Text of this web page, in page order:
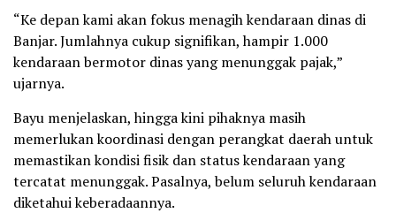
“Ke depan kami akan fokus menagih kendaraan dinas di
Banjar. Jumlahnya cukup signifikan, hampir 1.000
kendaraan bermotor dinas yang menunggak pajak,”
ujarnya.
Bayu menjelaskan, hingga kini pihaknya masih
memerlukan koordinasi dengan perangkat daerah untuk
memastikan kondisi fisik dan status kendaraan yang
tercatat menunggak. Pasalnya, belum seluruh kendaraan
diketahui keberadaannya.